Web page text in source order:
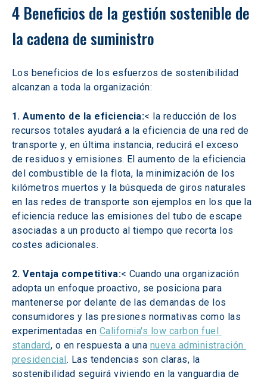
4 Beneficios de la gestión sostenible de
la cadena de suministro
Los beneficios de los esfuerzos de sostenibilidad
alcanzan a toda la organización:
1. Aumento de la eficiencia:< la reducción de los
recursos totales ayudará a la eficiencia de una red de
transporte y, en última instancia, reducirá el exceso
de residuos y emisiones. El aumento de la eficiencia
del combustible de la flota, la minimización de los
kilómetros muertos y la búsqueda de giros naturales
en las redes de transporte son ejemplos en los que la
eficiencia reduce las emisiones del tubo de escape
asociadas a un producto al tiempo que recorta los
costes adicionales.
2. Ventaja competitiva:< Cuando una organización
adopta un enfoque proactivo, se posiciona para
mantenerse por delante de las demandas de los
consumidores y las presiones normativas como las
experimentadas en California's low carbon fuel
standard, o en respuesta a una nueva administración
presidencial. Las tendencias son claras, la
sostenibilidad seguirá viviendo en la vanguardia de